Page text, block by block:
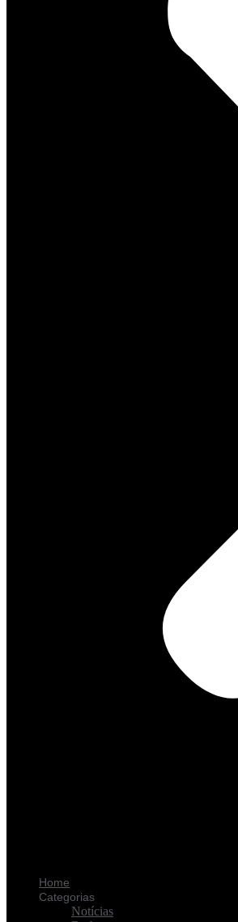
Home
Categorias
Notícias